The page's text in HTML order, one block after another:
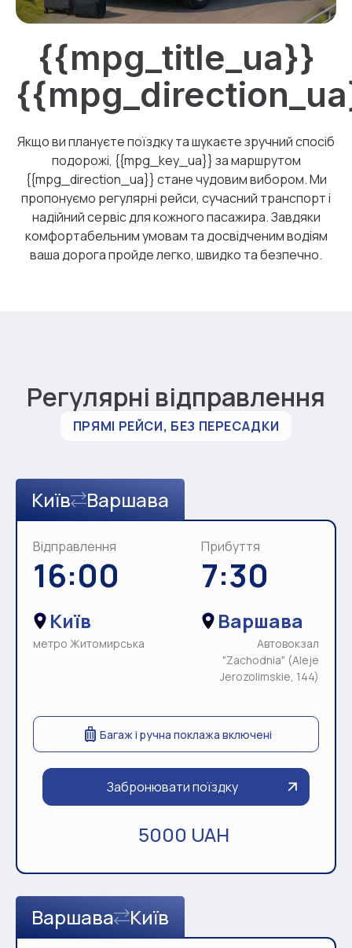
{{mpg_title_ua}}
Якщо ви плануєте поїздку та шукаєте зручний спосіб
подорожі, {{mpg_key_ua}} за маршрутом
{{mpg_direction_ua}} стане чудовим вибором. Ми
пропонуємо регулярні рейси, сучасний транспорт і
надійний сервіс для кожного пасажира. Завдяки
комфортабельним умовам та досвідченим водіям
ваша дорога пройде легко, швидко та безпечно.
Регулярні відправлення
ПРЯМІ РЕЙСИ, БЕЗ ПЕРЕСАДКИ
Київ Варшава
Відправлення
16:00
Київ
метро Житомирська
Прибуття
7:30
Варшава
Автовокзал
"Zachodnia" (Aleje
Jerozolimskie, 144)
Багаж і ручна поклажа включені
Забронювати поїздку
5000 UAH
Варшава Київ